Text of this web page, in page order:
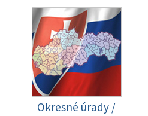
Okresné úrady /